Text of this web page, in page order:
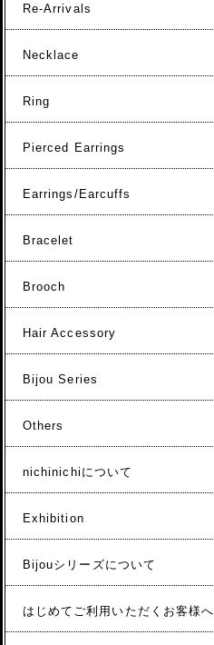
Re-Arrivals
Necklace
Ring
Pierced Earrings
Earrings/Earcuffs
Bracelet
Brooch
Hair Accessory
Bijou Series
Others
nichinichiについて
Exhibition
Bijouシリーズについて
はじめてご利用いただくお客様へ